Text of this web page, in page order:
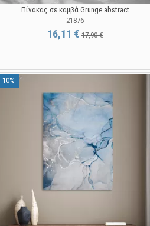
Πίνακας σε καμβά Grunge abstract
21876
16,11 €17,90 €
-10%